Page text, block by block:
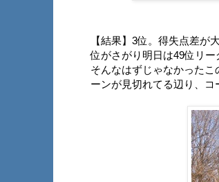
【結果】3位。得失点差
位がさがり明日は49位リー
そんなはずじゃなかった
ーンが見切れてる辺り、コ